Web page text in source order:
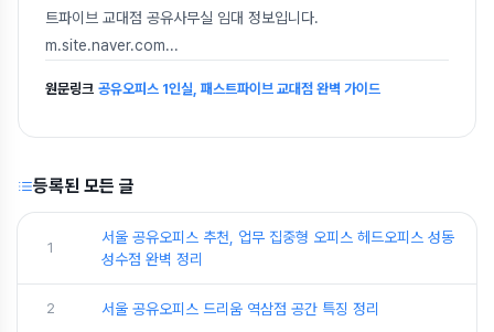
트파이브 교대점 공유사무실 임대 정보입니다.
m.site.naver.com...
원문링크 공유오피스 1인실, 패스트파이브 교대점 완벽 가이드
등록된 모든 글
1
서울 공유오피스 추천, 업무 집중형 오피스 헤드오피스 성동
성수점 완벽 정리
2 서울 공유오피스 드리움 역삼점 공간 특징 정리